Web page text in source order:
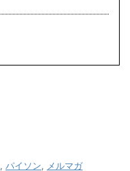
, パイソン, メルマガ